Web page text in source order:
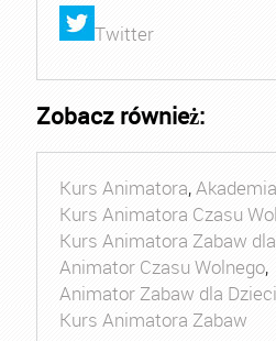
Twitter
Zobacz również:
Kurs Animatora,
Kurs Animatora Czasu
Kurs Animatora Zabaw
Animator Czasu Wolnego,
Animator Zabaw dla Dzieci
Kurs Animatora Zabaw